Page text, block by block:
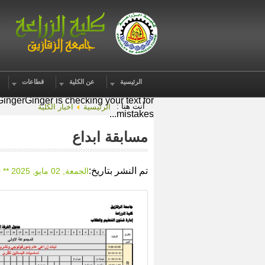
الرئيسية عن الكلية قطاعات
أنت هنا : الرئيسية اخبار الكلية
مسابقة ابداع
تم النشر بتاريخ:الجمعة, 02 مايو, 2025 ** 11:20 م
Check your internet connection
Ginger is checking your text for
mistakes...